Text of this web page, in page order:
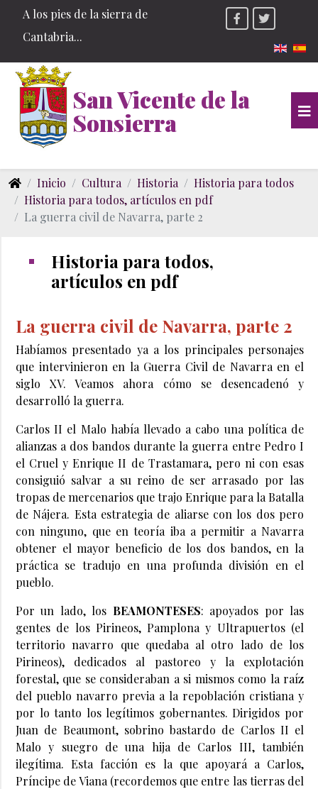
A los pies de la sierra de
Cantabria...
San Vicente de la
Sonsierra
Inicio Cultura Historia
Historia para todos
Historia para todos, artículos en pdf
La guerra civil de Navarra, parte 2
Historia para todos,
artículos en pdf
La guerra civil de Navarra, parte 2
Habíamos presentado ya a los principales personajes
que intervinieron en la Guerra Civil de Navarra en el
siglo XV. Veamos ahora cómo se desencadenó y
desarrolló la guerra.
Carlos II el Malo había llevado a cabo una política de
alianzas a dos bandos durante la guerra entre Pedro I
el Cruel y Enrique II de Trastamara, pero ni con esas
consiguió salvar a su reino de ser arrasado por las
tropas de mercenarios que trajo Enrique para la Batalla
de Nájera. Esta estrategia de aliarse con los dos pero
con ninguno, que en teoría iba a permitir a Navarra
obtener el mayor beneficio de los dos bandos, en la
práctica se tradujo en una profunda división en el
pueblo.
Por un lado, los BEAMONTESES: apoyados por las
gentes de los Pirineos, Pamplona y Ultrapuertos (el
territorio navarro que quedaba al otro lado de los
Pirineos), dedicados al pastoreo y la explotación
forestal, que se consideraban a si mismos como la raíz
del pueblo navarro previa a la repoblación cristiana y
por lo tanto los legítimos gobernantes. Dirigidos por
Juan de Beaumont, sobrino bastardo de Carlos II el
Malo y suegro de una hija de Carlos III, también
ilegítima. Esta facción es la que apoyará a Carlos,
Príncipe de Viana (recordemos que entre las tierras del